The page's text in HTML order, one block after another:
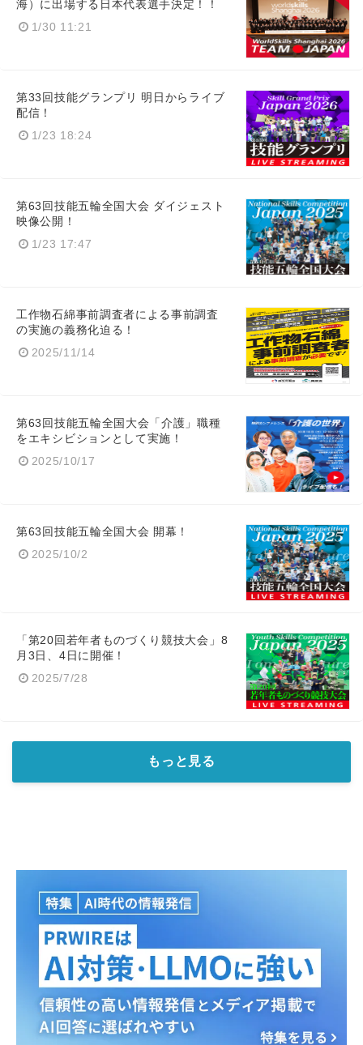
海）に出場する日本代表選手決定！！
1/30 11:21
第33回技能グランプリ 明日からライブ
配信！
1/23 18:24
第63回技能五輪全国大会 ダイジェスト
映像公開！
1/23 17:47
工作物石綿事前調査者による事前調査
の実施の義務化迫る！
2025/11/14
第63回技能五輪全国大会「介護」職種
をエキシビションとして実施！
2025/10/17
第63回技能五輪全国大会 開幕！
2025/10/2
「第20回若年者ものづくり競技大会」8
月3日、4日に開催！
2025/7/28
もっと見る